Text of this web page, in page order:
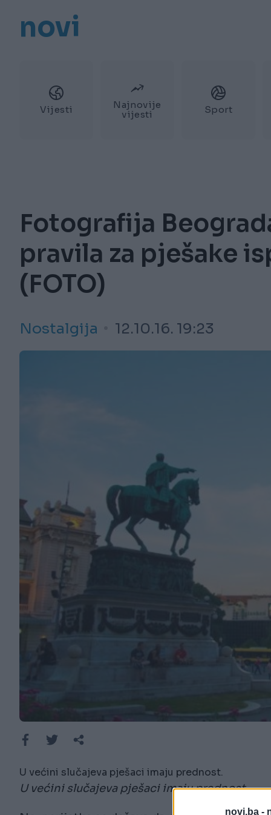
novi.ba -
novi
Vijesti
Najnovije
vijesti
Sport
Fotografija
pravila za pješake
(FOTO)
Nostalgija 12.10.16. 19:23
U većini slučajeva pješaci imaju prednost.
U većini slučajeva pješaci imaju prednost.